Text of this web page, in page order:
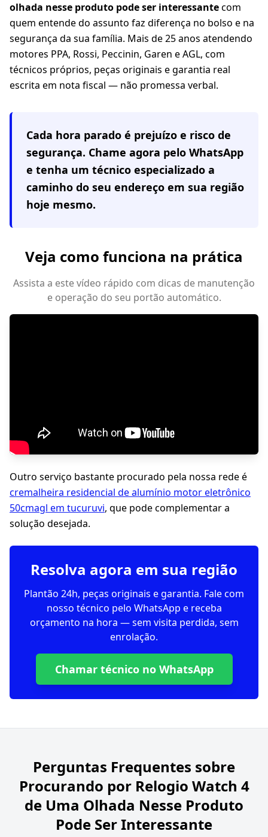
olhada nesse produto pode ser interessantecom
quem entende do assunto faz diferença no bolso e na
segurança da sua família. Mais de 25 anos atendendo
motores PPA, Rossi, Peccinin, Garen e AGL, com
técnicos próprios, peças originais e garantia real
escrita em nota fiscal — não promessa verbal.
Cada hora parado é prejuízo e risco de
segurança. Chame agora pelo WhatsApp
e tenha um técnico especializado a
caminho do seu endereço em sua região
hoje mesmo.
Veja como funciona na prática
Assista a este vídeo rápido com dicas de manutenção
e operação do seu portão automático.
Outro serviço bastante procurado pela nossa rede é
cremalheira residencial de alumínio motor eletrônico
50cmagl em tucuruvi, que pode complementar a
solução desejada.
Resolva agora em sua região
Plantão 24h, peças originais e garantia. Fale com
nosso técnico pelo WhatsApp e receba
orçamento na hora — sem visita perdida, sem
enrolação.
Chamar técnico no WhatsApp
Perguntas Frequentes sobre
Procurando por Relogio Watch 4
de Uma Olhada Nesse Produto
Pode Ser Interessante